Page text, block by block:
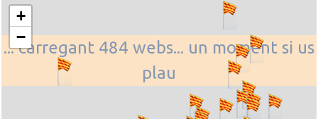
... carregant 484 webs... un moment si us
plau
+
−